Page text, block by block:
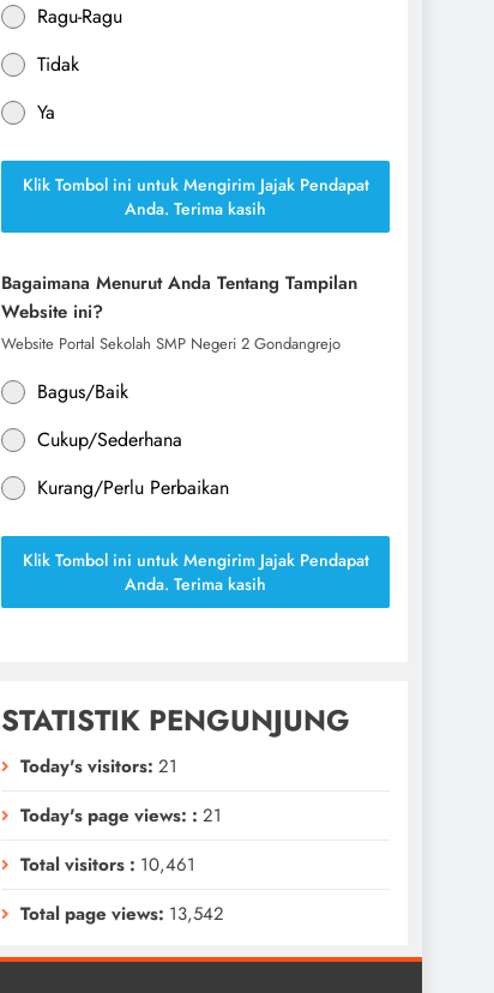
Ragu-Ragu
Tidak
Ya
Klik Tombol ini untuk Mengirim Jajak Pendapat
Anda. Terima kasih
Bagaimana Menurut Anda Tentang Tampilan
Website ini?
Website Portal Sekolah SMP Negeri 2 Gondangrejo
Bagus/Baik
Cukup/Sederhana
Kurang/Perlu Perbaikan
Klik Tombol ini untuk Mengirim Jajak Pendapat
Anda. Terima kasih
STATISTIK PENGUNJUNG
Today's visitors: 21
Today's page views: : 21
Total visitors : 10,461
Total page views: 13,542